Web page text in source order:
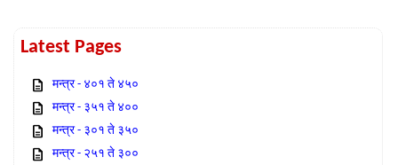
Latest Pages
मन्त्र - ४०१ ते ४५०
मन्त्र - ३५१ ते ४००
मन्त्र - ३०१ ते ३५०
मन्त्र - २५१ ते ३००